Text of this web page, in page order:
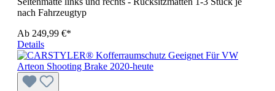
nach Fahrzeugtyp
Ab 249,99 €*
Details